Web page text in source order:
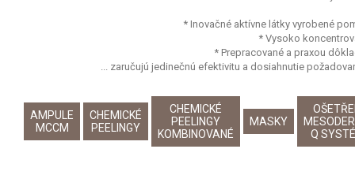
* Inovačné aktívne látky vyrobené
* Vysoko
* Prepracované a praxou
... zaručujú jedinečnú efektivitu a dosiahnutie
AMPULE
MCCM
CHEMICKÉ
PEELINGY
CHEMICKÉ
PEELINGY
KOMBINOVANÉ
MASKY
Q